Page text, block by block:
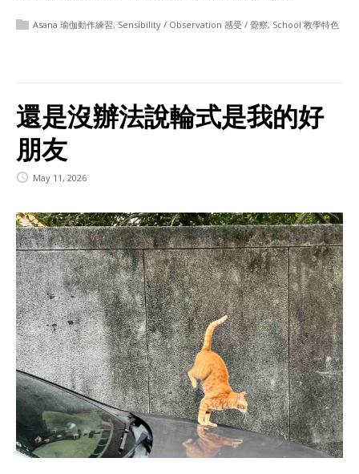
Asana 瑜伽動作練習, Sensibility / Observation 感受 / 覺察, School 教學特色
還是沒辦法說輪式是我的好
朋友
May 11, 2026